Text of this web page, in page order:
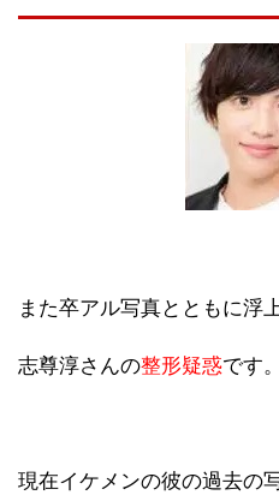
また卒アル写真とともに浮
志尊淳さんの整形疑惑です。
現在イケメンの彼の過去の